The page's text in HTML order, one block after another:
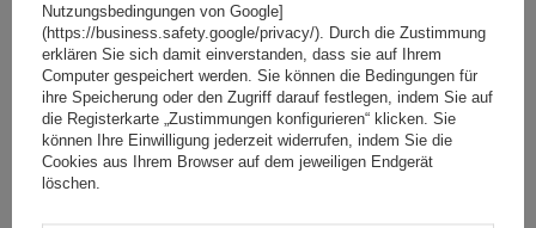
174,99 €inkl. MwSt
Große Menge verfügbar Wir versenden schon am11. August
In den
Warenkorb
Nutzungsbedingungen von Google]
(https://business.safety.google/privacy/). Durch die Zustimmung
erklären Sie sich damit einverstanden, dass sie auf Ihrem
Computer gespeichert werden. Sie können die Bedingungen für
ihre Speicherung oder den Zugriff darauf festlegen, indem Sie auf
die Registerkarte „Zustimmungen konfigurieren“ klicken. Sie
können Ihre Einwilligung jederzeit widerrufen, indem Sie die
Cookies aus Ihrem Browser auf dem jeweiligen Endgerät
löschen.